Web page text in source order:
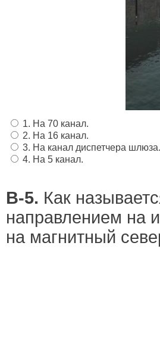
1. На 70 канал.
2. На 16 канал.
3. На канал диспетчера шлюза.
4. На 5 канал.
В-5. Как
направлением на
на магнитный